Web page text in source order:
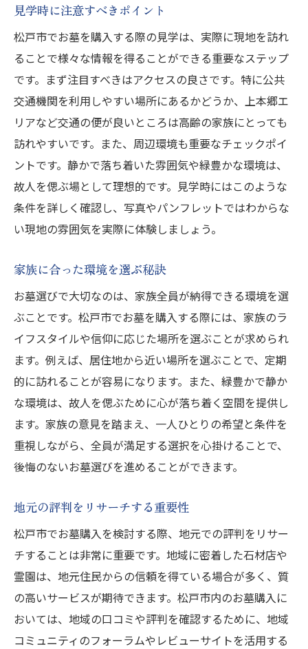
見学時に注意すべきポイント
松戸市でお墓を購入する際の見学は、実際に現地を訪れ
ることで様々な情報を得ることができる重要なステップ
です。まず注目すべきはアクセスの良さです。特に公共
交通機関を利用しやすい場所にあるかどうか、上本郷エ
リアなど交通の便が良いところは高齢の家族にとっても
訪れやすいです。また、周辺環境も重要なチェックポイ
ントです。静かで落ち着いた雰囲気や緑豊かな環境は、
故人を偲ぶ場として理想的です。見学時にはこのような
条件を詳しく確認し、写真やパンフレットではわからな
い現地の雰囲気を実際に体験しましょう。
家族に合った環境を選ぶ秘訣
お墓選びで大切なのは、家族全員が納得できる環境を選
ぶことです。松戸市でお墓を購入する際には、家族のラ
イフスタイルや信仰に応じた場所を選ぶことが求められ
ます。例えば、居住地から近い場所を選ぶことで、定期
的に訪れることが容易になります。また、緑豊かで静か
な環境は、故人を偲ぶために心が落ち着く空間を提供し
ます。家族の意見を踏まえ、一人ひとりの希望と条件を
重視しながら、全員が満足する選択を心掛けることで、
後悔のないお墓選びを進めることができます。
地元の評判をリサーチする重要性
松戸市でお墓購入を検討する際、地元での評判をリサー
チすることは非常に重要です。地域に密着した石材店や
霊園は、地元住民からの信頼を得ている場合が多く、質
の高いサービスが期待できます。松戸市内のお墓購入に
おいては、地域の口コミや評判を確認するために、地域
コミュニティのフォーラムやレビューサイトを活用する